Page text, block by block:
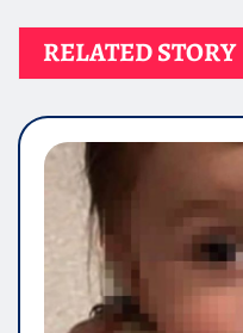
RELATED STORY